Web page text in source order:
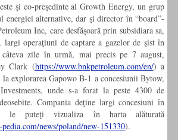
şi co-preşedinte al Growth Energy, un grup
energiei alternative, dar şi director în “board”-
Inc, care desfăşoară prin subsidiara sa,
largi operaţiuni de captare a gazelor de şist în
zile în urmă, mai precis pe 7 august,
Clark (https://www.bnkpetroleum.com/en/) a
la explorarea Gapowo B-1 a concesiunii Bytow,
unde s-a forat la peste 4300 de
Compania deţine largi concesiuni în
le puteţi vizualiza în harta alăturată
news/poland/new-151330).